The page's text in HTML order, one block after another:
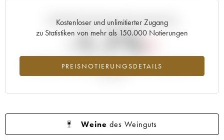
Kostenloser und unlimitierter Zugang
zu Statistiken von mehr als 150.000 Notierungen
PREISNOTIERUNGSDETAILS
Aktuelle Entwicklung der Preisnotierung
-1.1%
Preisabfall des Jahrgangs 2020 im Jahr 2026 im Vergleich zum
Weine des Weinguts